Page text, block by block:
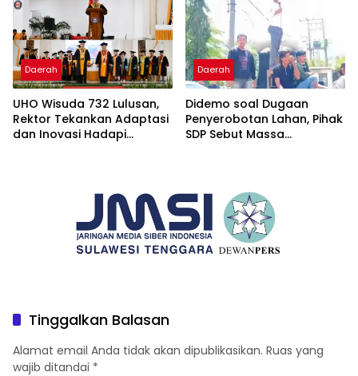
Daerah
UHO Wisuda 732 Lulusan,
Rektor Tekankan Adaptasi
dan Inovasi Hadapi
Daerah
Didemo soal Dugaan
Penyerobotan Lahan, Pihak
SDP Sebut Massa
Tinggalkan Balasan
Alamat email Anda tidak akan dipublikasikan. Ruas yang
wajib ditandai *